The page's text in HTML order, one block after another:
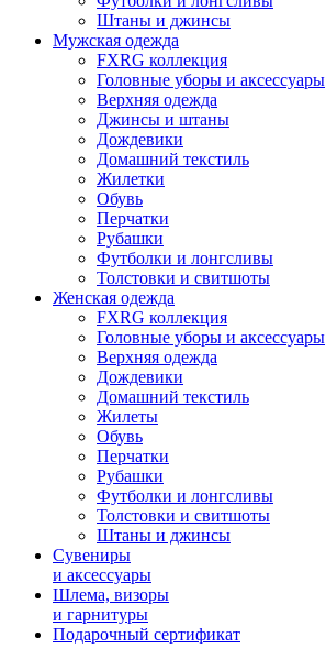
Штаны и джинсы
Мужская одежда
FXRG коллекция
Головные уборы и аксессуары
Верхняя одежда
Джинсы и штаны
Дождевики
Домашний текстиль
Жилетки
Обувь
Перчатки
Рубашки
Футболки и лонгсливы
Толстовки и свитшоты
Женская одежда
FXRG коллекция
Головные уборы и аксессуары
Верхняя одежда
Дождевики
Домашний текстиль
Жилеты
Обувь
Перчатки
Рубашки
Футболки и лонгсливы
Толстовки и свитшоты
Штаны и джинсы
Сувениры
и аксессуары
Шлема, визоры
и гарнитуры
Подарочный сертификат